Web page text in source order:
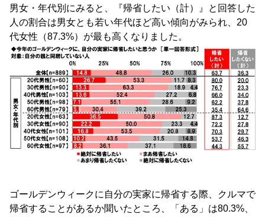
男女・年代別にみると、『帰省したい（計）』と回答した
人の割合は男女とも若い年代ほど高い傾向がみられ、20
代女性（87.3%）が最も高くなりました。
ゴールデンウィークに自分の実家に帰省する際、クルマで
帰省することがあるか聞いたところ、「ある」は80.3%、